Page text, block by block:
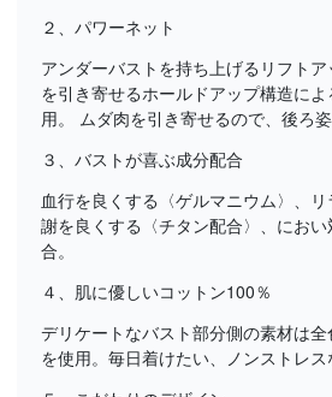
２、パワーネット
アンダーバストを持ち上げるリフト
を引き寄せるホールドアップ構造に
用。 ムダ肉を引き寄せるので、後ろ
３、バストが喜ぶ成分配合
血行を良くする〈ゲルマニウム〉、
謝を良くする〈チタン配合〉、にお
合。
４、肌に優しいコットン100％
デリケートなバスト部分側の素材は
を使用。毎日着けたい、ノンストレス